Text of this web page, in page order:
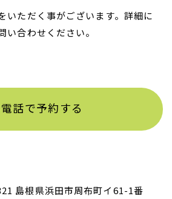
いただく事がございます。詳細に
い合わせください。
話で予約する
島根県浜田市周布町イ61-1番